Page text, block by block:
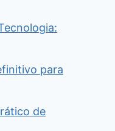
para
de